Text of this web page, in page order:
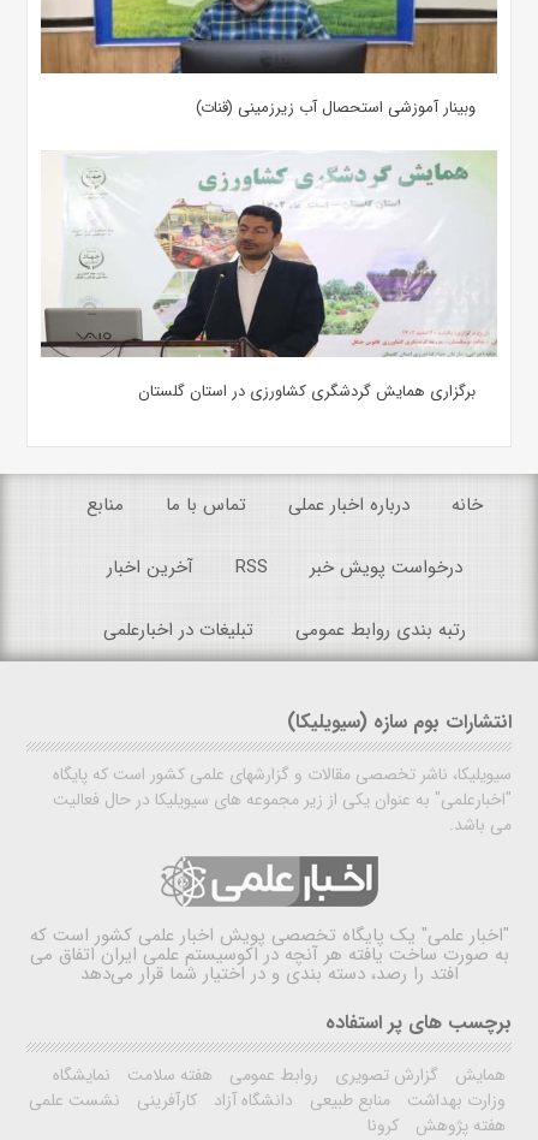
وبینار آموزشی استحصال آب زیرزمینی (قنات)
برگزاری همایش گردشگری کشاورزی در استان گلستان
خانه درباره اخبار عملی تماس با ما منابع
درخواست پویش خبر RSS آخرین اخبار
رتبه بندی روابط عمومی تبلیغات در اخبارعلمی
انتشارات بوم سازه (سیویلیکا)
سیویلیکا، ناشر تخصصی مقالات و گزارشهای علمی کشور است که پایگاه
"اخبارعلمی" به عنوان یکی از زیر مجموعه های سیویلیکا در حال فعالیت
می باشد.
"اخبار علمی" یک پایگاه تخصصی پویش اخبار علمی کشور است که
به صورت ساخت یافته هر آنچه در اکوسیستم علمی ایران اتفاق می
افتد را رصد، دسته بندی و در اختیار شما قرار می‌دهد
برچسب های پر استفاده
همایش گزارش تصویری روابط عمومی هفته سلامت
نمایشگاه
وزارت بهداشت
منابع طبیعی دانشگاه آزاد کارآفرینی
نشست علمی
هفته پژوهش
کرونا